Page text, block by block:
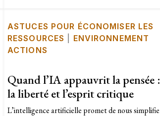
ASTUCES POUR ÉCONOMISER LES
RESSOURCES
ENVIRONNEMENT
ACTIONS
Quand l’IA appauvrit la pensée
la liberté et l’esprit critique
L’intelligence artificielle promet de nous